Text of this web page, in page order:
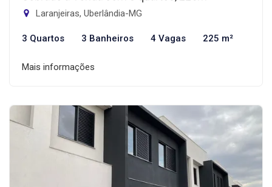
Laranjeiras, Uberlândia-MG
3 Quartos 3 Banheiros 4 Vagas 225 m²
Mais informações